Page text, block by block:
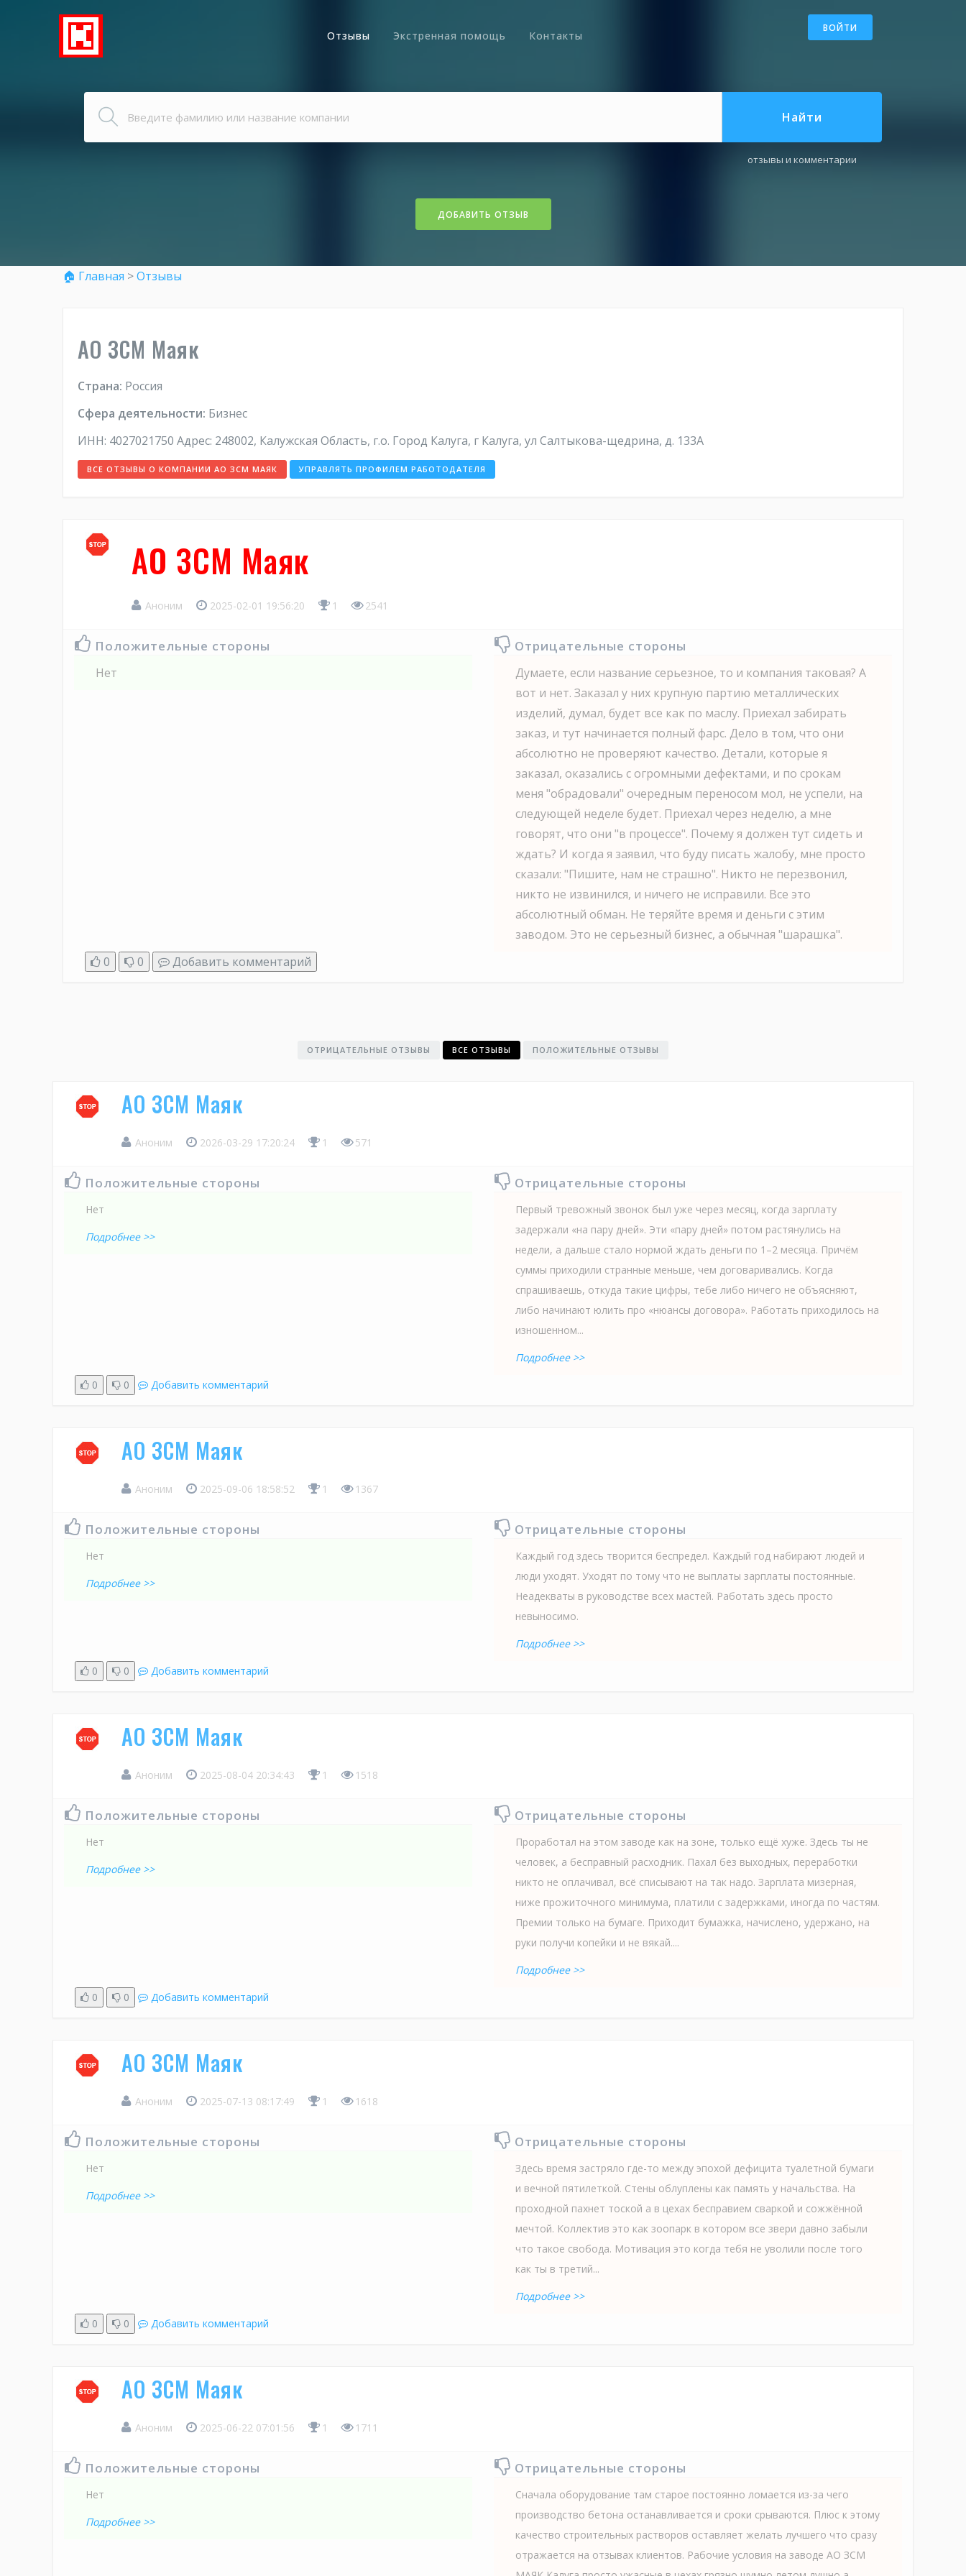
ВОЙТИ
Отзывы Экстренная помощь Контакты
Найти
отзывы и комментарии
ДОБАВИТЬ ОТЗЫВ
🏠 Главная >Отзывы
АО ЗСМ Маяк
Страна: Россия
Сфера деятельности: Бизнес
ИНН: 4027021750 Адрес: 248002, Калужская Область, г.о. Город Калуга, г Калуга, ул Салтыкова-щедрина, д. 133А
ВСЕ ОТЗЫВЫ О КОМПАНИИ АО ЗСМ МАЯК УПРАВЛЯТЬ ПРОФИЛЕМ РАБОТОДАТЕЛЯ
АО ЗСМ Маяк
Аноним 2025-02-01 19:56:20 1 2541
Положительные стороны
Нет
Отрицательные стороны
Думаете, если название серьезное, то и компания таковая? А
вот и нет. Заказал у них крупную партию металлических
изделий, думал, будет все как по маслу. Приехал забирать
заказ, и тут начинается полный фарс. Дело в том, что они
абсолютно не проверяют качество. Детали, которые я
заказал, оказались с огромными дефектами, и по срокам
меня "обрадовали" очередным переносом мол, не успели, на
следующей неделе будет. Приехал через неделю, а мне
говорят, что они "в процессе". Почему я должен тут сидеть и
ждать? И когда я заявил, что буду писать жалобу, мне просто
сказали: "Пишите, нам не страшно". Никто не перезвонил,
никто не извинился, и ничего не исправили. Все это
абсолютный обман. Не теряйте время и деньги с этим
заводом. Это не серьезный бизнес, а обычная "шарашка".
0
0 Добавить комментарий
ОТРИЦАТЕЛЬНЫЕ ОТЗЫВЫ ВСЕ ОТЗЫВЫ ПОЛОЖИТЕЛЬНЫЕ ОТЗЫВЫ
АО ЗСМ Маяк
Аноним 2026-03-29 17:20:24 1 571
Положительные стороны
Нет
Подробнее >>
Отрицательные стороны
Первый тревожный звонок был уже через месяц, когда зарплату
задержали «на пару дней». Эти «пару дней» потом растянулись на
недели, а дальше стало нормой ждать деньги по 1–2 месяца. Причём
суммы приходили странные меньше, чем договаривались. Когда
спрашиваешь, откуда такие цифры, тебе либо ничего не объясняют,
либо начинают юлить про «нюансы договора». Работать приходилось на
изношенном...
Подробнее >>
0
0 Добавить комментарий
АО ЗСМ Маяк
Аноним 2025-09-06 18:58:52 1 1367
Положительные стороны
Нет
Подробнее >>
Отрицательные стороны
Каждый год здесь творится беспредел. Каждый год набирают людей и
люди уходят. Уходят по тому что не выплаты зарплаты постоянные.
Неадекваты в руководстве всех мастей. Работать здесь просто
невыносимо.
Подробнее >>
0
0 Добавить комментарий
АО ЗСМ Маяк
Аноним 2025-08-04 20:34:43 1 1518
Положительные стороны
Нет
Подробнее >>
Отрицательные стороны
Проработал на этом заводе как на зоне, только ещё хуже. Здесь ты не
человек, а бесправный расходник. Пахал без выходных, переработки
никто не оплачивал, всё списывают на так надо. Зарплата мизерная,
ниже прожиточного минимума, платили с задержками, иногда по частям.
Премии только на бумаге. Приходит бумажка, начислено, удержано, на
руки получи копейки и не вякай....
Подробнее >>
0
0 Добавить комментарий
АО ЗСМ Маяк
Аноним 2025-07-13 08:17:49 1 1618
Положительные стороны
Нет
Подробнее >>
Отрицательные стороны
Здесь время застряло где-то между эпохой дефицита туалетной бумаги
и вечной пятилеткой. Стены облуплены как память у начальства. На
проходной пахнет тоской а в цехах бесправием сваркой и сожжённой
мечтой. Коллектив это как зоопарк в котором все звери давно забыли
что такое свобода. Мотивация это когда тебя не уволили после того
как ты в третий...
Подробнее >>
0
0 Добавить комментарий
АО ЗСМ Маяк
Аноним 2025-06-22 07:01:56 1 1711
Положительные стороны
Нет
Подробнее >>
Отрицательные стороны
Сначала оборудование там старое постоянно ломается из-за чего
производство бетона останавливается и сроки срываются. Плюс к этому
качество строительных растворов оставляет желать лучшего что сразу
отражается на отзывах клиентов. Рабочие условия на заводе АО ЗСМ